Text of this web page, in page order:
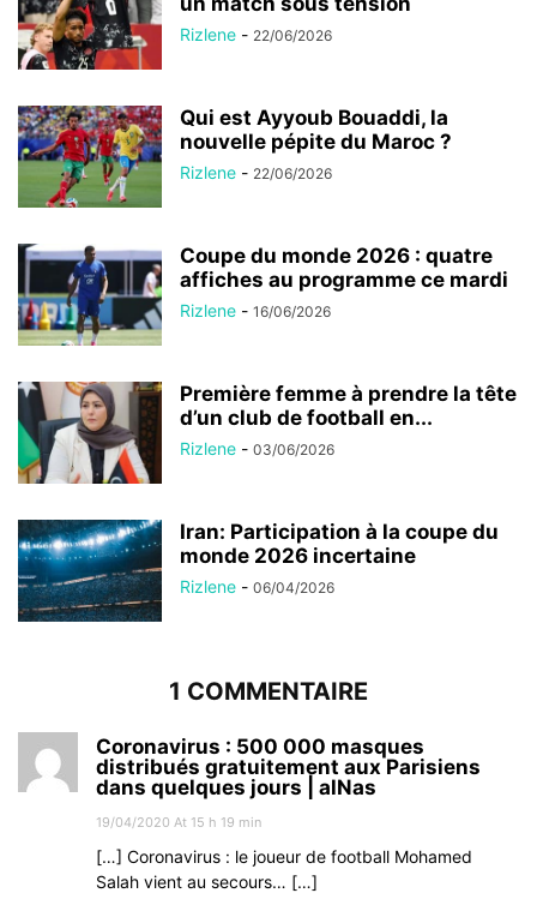
Rizlene - 22/06/2026
Qui est Ayyoub Bouaddi, la
nouvelle pépite du Maroc ?
Rizlene - 22/06/2026
Coupe du monde 2026 : quatre
affiches au programme ce mardi
Rizlene - 16/06/2026
Première femme à prendre la tête
d’un club de football en...
Rizlene - 03/06/2026
Iran: Participation à la coupe du
monde 2026 incertaine
Rizlene - 06/04/2026
1 COMMENTAIRE
Coronavirus : 500 000 masques
distribués gratuitement aux Parisiens
dans quelques jours | alNas
19/04/2020 At 15 h 19 min
[…] Coronavirus : le joueur de football Mohamed
Salah vient au secours… […]